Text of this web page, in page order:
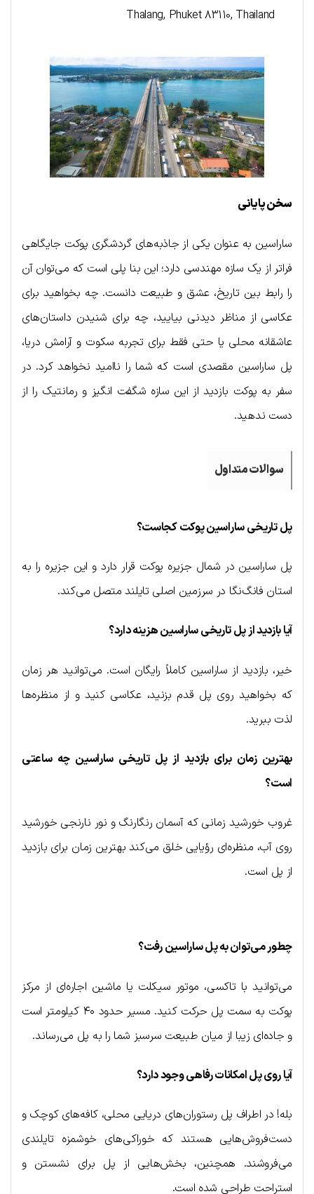
Thalang, Phuket 83110, Thailand
سخن پایانی
ساراسین به عنوان یکی از جاذبه‌های گردشگری پوکت جایگاهی
فراتر از یک سازه مهندسی دارد؛ این بنا پلی است که می‌توان آن
را رابط بین تاریخ، عشق و طبیعت دانست. چه بخواهید برای
عکاسی از مناظر دیدنی بیایید، چه برای شنیدن داستان‌های
عاشقانه محلی یا حتی فقط برای تجربه سکوت و آرامش دریا،
پل ساراسین مقصدی است که شما را ناامید نخواهد کرد. در
سفر به پوکت بازدید از این سازه شگفت انگیز و رمانتیک را از
دست ندهید.
سوالات متداول
پل تاریخی ساراسین پوکت کجاست؟
پل ساراسین در شمال جزیره پوکت قرار دارد و این جزیره را به
استان فانگ‌نگا در سرزمین اصلی تایلند متصل می‌کند.
آیا بازدید از پل تاریخی ساراسین هزینه دارد؟
خیر، بازدید از ساراسین کاملاً رایگان است. می‌توانید هر زمان
که بخواهید روی پل قدم بزنید، عکاسی کنید و از منظره‌ها
لذت ببرید.
بهترین زمان برای بازدید از پل تاریخی ساراسین چه ساعتی
است؟
غروب خورشید زمانی که آسمان رنگارنگ و نور نارنجی خورشید
روی آب، منظره‌ای رؤیایی خلق می‌کند بهترین زمان برای بازدید
از پل است.
چطور می‌توان به پل ساراسین رفت؟
می‌توانید با تاکسی، موتور سیکلت یا ماشین اجاره‌ای از مرکز
پوکت به سمت پل حرکت کنید. مسیر حدود ۴۰ کیلومتر است
و جاده‌ای زیبا از میان طبیعت سرسبز شما را به پل می‌رساند.
آیا روی پل امکانات رفاهی وجود دارد؟
بله! در اطراف پل رستوران‌های دریایی محلی، کافه‌های کوچک و
دست‌فروش‌هایی هستند که خوراکی‌های خوشمزه تایلندی
می‌فروشند. همچنین، بخش‌هایی از پل برای نشستن و
استراحت طراحی شده است.